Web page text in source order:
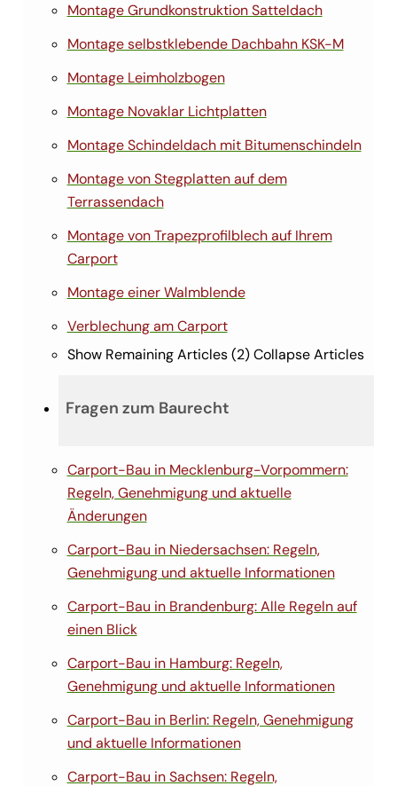
Montage Grundkonstruktion Satteldach
Montage selbstklebende Dachbahn KSK-M
Montage Leimholzbogen
Montage Novaklar Lichtplatten
Montage Schindeldach mit Bitumenschindeln
Montage von Stegplatten auf dem
Terrassendach
Montage von Trapezprofilblech auf Ihrem
Carport
Montage einer Walmblende
Verblechung am Carport
Show Remaining Articles (2)Collapse Articles
Fragen zum Baurecht
Carport-Bau in Mecklenburg-Vorpommern:
Regeln, Genehmigung und aktuelle
Änderungen
Carport-Bau in Niedersachsen: Regeln,
Genehmigung und aktuelle Informationen
Carport-Bau in Brandenburg: Alle Regeln auf
einen Blick
Carport-Bau in Hamburg: Regeln,
Genehmigung und aktuelle Informationen
Carport-Bau in Berlin: Regeln, Genehmigung
und aktuelle Informationen
Carport-Bau in Sachsen: Regeln,